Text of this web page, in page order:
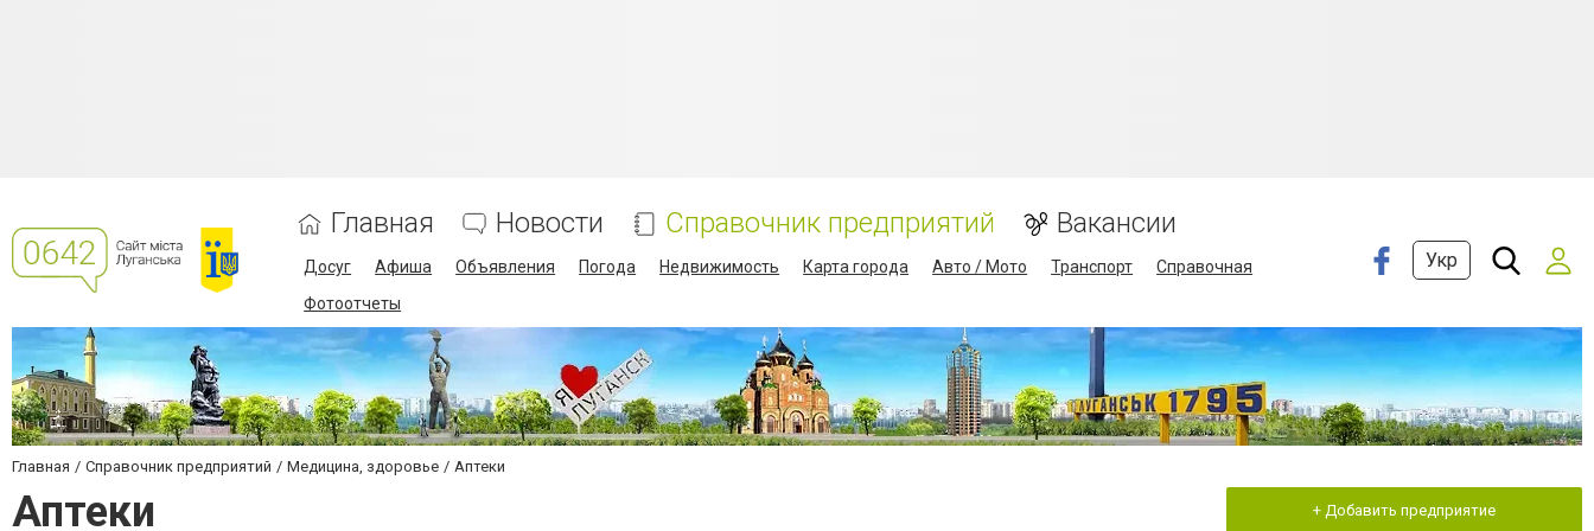
Главная Новости Справочник предприятий Вакансии
Досуг Афиша Объявления Погода Недвижимость Карта города Авто / Мото Транспорт
Справочная
Фотоотчеты
Укр
Главная Справочник предприятий Медицина, здоровье Аптеки
Аптеки + Добавить предприятие